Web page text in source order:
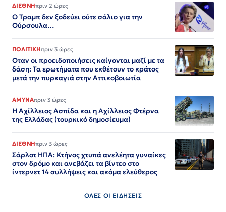
ΔΙΕΘΝΗπριν 2 ώρες
Ο Τραμπ δεν ξοδεύει ούτε σάλιο για την
Ούρσουλα…
ΠΟΛΙΤΙΚΗπριν 3 ώρες
Οταν οι προειδοποιήσεις καίγονται μαζί με τα
δάση: Τα ερωτήματα που εκθέτουν το κράτος
μετά την πυρκαγιά στην Αττικοβοιωτία
ΑΜΥΝΑπριν 3 ώρες
Η Αχίλλειος Ασπίδα και η Αχίλλειος Φτέρνα
της Ελλάδας (τουρκικό δημοσίευμα)
ΔΙΕΘΝΗπριν 3 ώρες
Σάρλοτ ΗΠΑ: Κτήνος χτυπά ανελέητα γυναίκες
στον δρόμο και ανεβάζει τα βίντεο στο
ίντερνετ 14 συλλήψεις και ακόμα ελεύθερος​​​​​​​​​​​​​​​​​​​​​​​​​​​​​​​​​​​​​​​​​​​​​​​​​​
ΟΛΕΣ ΟΙ ΕΙΔΗΣΕΙΣ